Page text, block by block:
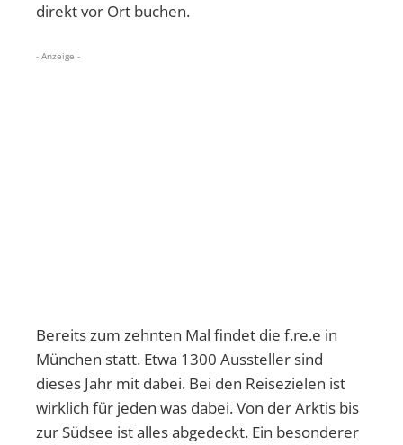
direkt vor Ort buchen.
- Anzeige -
Bereits zum zehnten Mal findet die f.re.e in
München statt. Etwa 1300 Aussteller sind
dieses Jahr mit dabei. Bei den Reisezielen ist
wirklich für jeden was dabei. Von der Arktis bis
zur Südsee ist alles abgedeckt. Ein besonderer